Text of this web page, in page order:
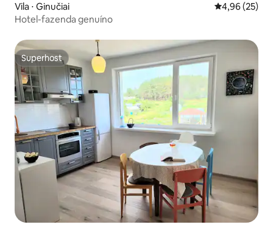
Vila ⋅ Ginučiai 4,96 de uma
4,96 (25)
Hotel-fazenda genuíno
Superhost
Superhost